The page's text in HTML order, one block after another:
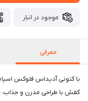
موجود در انبار
معرفی
با کتونی آدیداس فلوکس
کفش با طراحی مدرن و جذاب،